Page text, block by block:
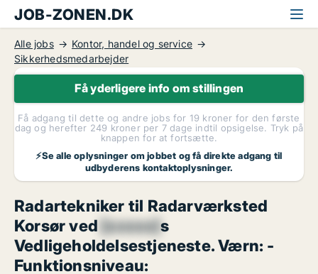
JOB-ZONEN.DK
Alle jobs
Kontor, handel og service
Sikkerhedsmedarbejder
Få yderligere info om stillingen
Få adgang til dette og andre jobs for 19 kroner for den første
dag og herefter 249 kroner per 7 dage indtil opsigelse. Tryk på
knappen for at fortsætte.
⚡Se alle oplysninger om jobbet og få direkte adgang til
udbyderens kontaktoplysninger.
Radartekniker til Radarværksted
Korsør ved [xxxxx]s
Vedligeholdelsestjeneste. Værn: -
Funktionsniveau: